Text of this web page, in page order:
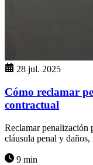
28 jul. 2025
Cómo reclamar
contractual
Reclamar penalización
cláusula penal y
9 min